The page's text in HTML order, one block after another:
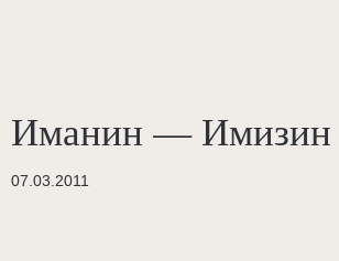
Иманин — Имизин
07.03.2011